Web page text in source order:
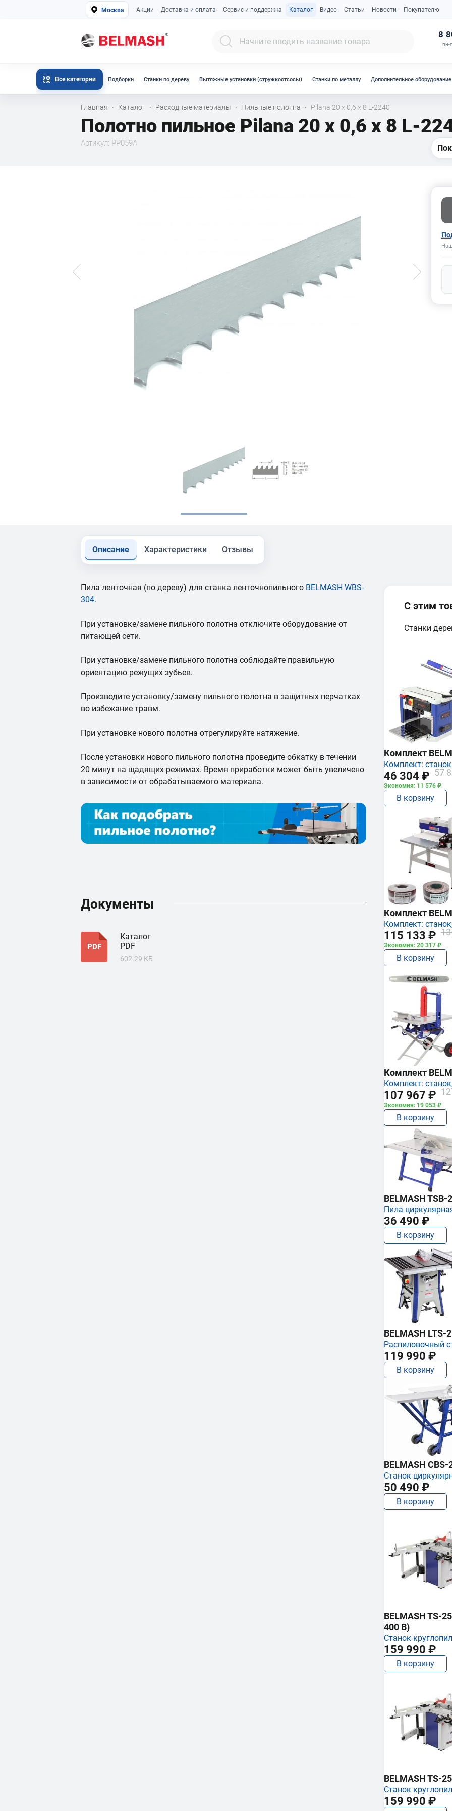
Москва Акции Доставка и оплата Сервис и поддержка Каталог Видео Статьи Новости Покупателю
8
пн-
Все категории Подборки Станки по дереву Вытяжные установки (стружкоотсосы) Станки по металлу Дополнительное оборудование
Главная · Каталог · Расходные материалы · Пильные полотна · Pilana 20 х 0,6 x 8 L-2240
Полотно пильное Pilana 20 х 0,6 x 8 L-
Артикул: PP059A
Описание Характеристики Отзывы
Пила ленточная (по дереву) для станка ленточнопильного BELMASH WBS-
304.
При установке/замене пильного полотна отключите оборудование от
питающей сети.
При установке/замене пильного полотна соблюдайте правильную
ориентацию режущих зубьев.
Производите установку/замену пильного полотна в защитных перчатках
во избежание травм.
При установке нового полотна отрегулируйте натяжение.
После установки нового пильного полотна проведите обкатку в течении
20 минут на щадящих режимах. Время приработки может быть увеличено
в зависимости от обрабатываемого материала.
Документы
PDF
Каталог
PDF
602.29 КБ
С этим
Станки
Комплект
Комплект:
46 304 ₽ 57
Экономия: 11 576 ₽
В корзину
Комплект
Комплект:
115 133 ₽
Экономия: 20 317 ₽
В корзину
Комплект
Комплект:
107 967 ₽
Экономия: 19 053 ₽
В корзину
BELMASH TSB-
Пила
36 490 ₽
В корзину
BELMASH LTS-
Распиловочный
119 990 ₽
В корзину
BELMASH CBS-
Станок
50 490 ₽
В корзину
BELMASH TS-
400 В)
Станок
159 990 ₽
В корзину
BELMASH TS-
Станок
159 990 ₽